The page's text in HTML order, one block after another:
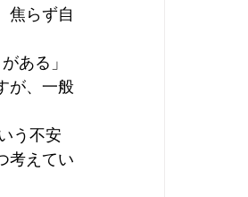
焦らず自
ある」
が、一般
う不安
考えてい